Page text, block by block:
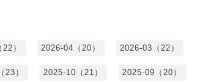
） 2026-04（20） 2026-03（22）
23） 2025-10（21） 2025-09（20）